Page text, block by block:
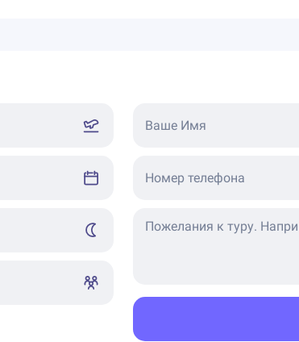
Ваше Имя
Номер телефона